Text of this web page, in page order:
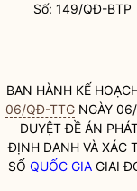
Số: 149/QĐ-BTP
BAN HÀNH KẾ
06/QĐ-TTG NGÀY
DUYỆT ĐỀ ÁN
ĐỊNH DANH VÀ XÁC
SỐ QUỐC GIAGIAI